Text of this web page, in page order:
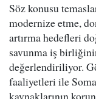
Söz konusu
modernize etme,
artırma hedefleri
savunma iş
değerlendiriliyor.
faaliyetleri ile